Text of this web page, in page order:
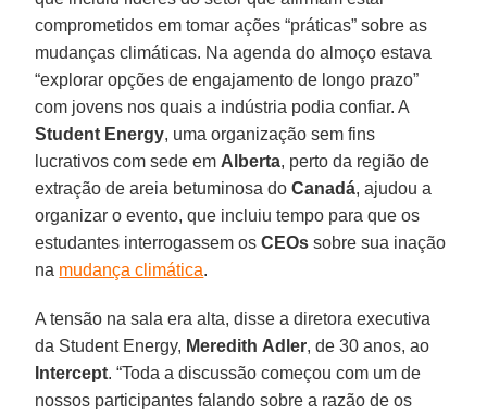
comprometidos em tomar ações “práticas” sobre as
mudanças climáticas. Na agenda do almoço estava
“explorar opções de engajamento de longo prazo”
com jovens nos quais a indústria podia confiar. A
Student Energy, uma organização sem fins
lucrativos com sede em Alberta, perto da região de
extração de areia betuminosa doCanadá, ajudou a
organizar o evento, que incluiu tempo para que os
estudantes interrogassem osCEOs sobre sua inação
na mudança climática.
A tensão na sala era alta, disse a diretora executiva
da Student Energy, Meredith Adler, de 30 anos, ao
Intercept. “Toda a discussão começou com um de
nossos participantes falando sobre a razão de os